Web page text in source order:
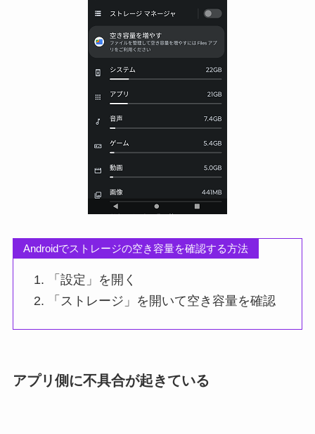
Androidでストレージの空き容量を確認する方法
「設定」を開く
「ストレージ」を開いて空き容量を確認
アプリ側に不具合が起きている